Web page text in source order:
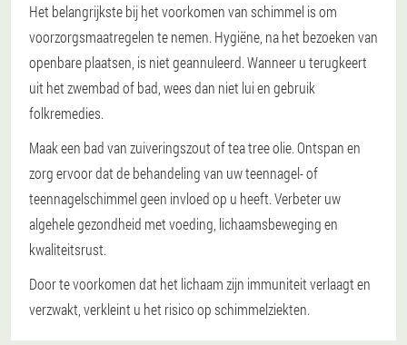
Het belangrijkste bij het voorkomen van schimmel is om
voorzorgsmaatregelen te nemen. Hygiëne, na het bezoeken van
openbare plaatsen, is niet geannuleerd. Wanneer u terugkeert
uit het zwembad of bad, wees dan niet lui en gebruik
folkremedies.
Maak een bad van zuiveringszout of tea tree olie. Ontspan en
zorg ervoor dat de behandeling van uw teennagel- of
teennagelschimmel geen invloed op u heeft. Verbeter uw
algehele gezondheid met voeding, lichaamsbeweging en
kwaliteitsrust.
Door te voorkomen dat het lichaam zijn immuniteit verlaagt en
verzwakt, verkleint u het risico op schimmelziekten.